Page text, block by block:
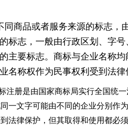
同商品或者服务来源的标志，
标志，一般由行政区划、字
主要标志。商标与企业名称
名称权作为民事权利受到法律
注册是由国家商标局实行全国统
一文字可能由不同的企业分别作
法律保护，但其取得和使用都必